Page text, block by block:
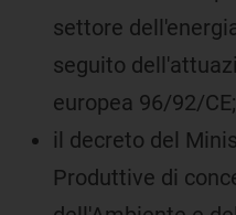
settore
seguito
europea 96/92/CE;
il decreto del
Produttive di